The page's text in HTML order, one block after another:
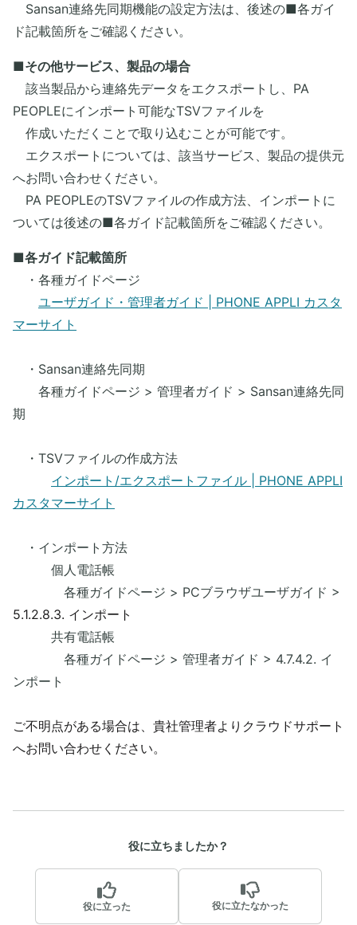
Sansan連絡先同期機能の設定方法は、後述の■各ガイ
ド記載箇所をご確認ください。​
■その他サービス、製品の場合
​ 該当製品から連絡先データをエクスポートし、PA
PEOPLEにインポート可能なTSVファイルを
作成いただくことで取り込むことが可能です。
エクスポートについては、該当サービス、製品の提供元
へお問い合わせください。
PA PEOPLEのTSVファイルの作成方法、インポートに
ついては後述の■各ガイド記載箇所をご確認ください。
■各ガイド記載箇所
・各種ガイドページ
ユーザガイド・管理者ガイド | PHONE APPLI カスタ
マーサイト
・Sansan連絡先同期
各種ガイドページ > 管理者ガイド > Sansan連絡先同
期
・TSVファイルの作成方法
インポート/エクスポートファイル | PHONE APPLI
カスタマーサイト
​ ・インポート方法
個人電話帳
各種ガイドページ > PCブラウザユーザガイド >
5.1.2.8.3. インポート
​ 共有電話帳
各種ガイドページ > 管理者ガイド > 4.7.4.2. イ
ンポート​
ご不明点がある場合は、貴社管理者よりクラウドサポート
へお問い合わせください。
役に立ちましたか？
役に立った 役に立たなかった